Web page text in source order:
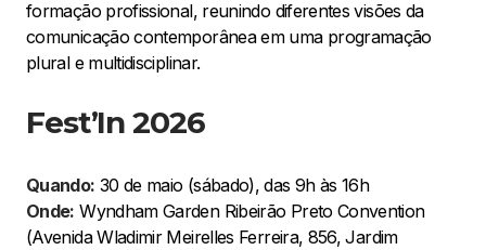
formação profissional, reunindo diferentes visões da
comunicação contemporânea em uma programação
plural e multidisciplinar.
Fest’In 2026
Quando: 30 de maio (sábado), das 9h às 16h
Onde: Wyndham Garden Ribeirão Preto Convention
(Avenida Wladimir Meirelles Ferreira, 856, Jardim